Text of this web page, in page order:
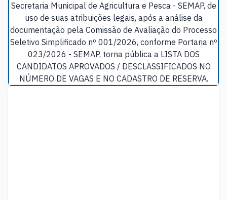
Secretaria Municipal de Agricultura e Pesca - SEMAP, de
uso de suas atribuições legais, após a análise da
documentação pela Comissão de Avaliação do Processo
Seletivo Simplificado nº 001/2026, conforme Portaria nº
023/2026 - SEMAP, torna pública a LISTA DOS
CANDIDATOS APROVADOS / DESCLASSIFICADOS NO
NÚMERO DE VAGAS E NO CADASTRO DE RESERVA.